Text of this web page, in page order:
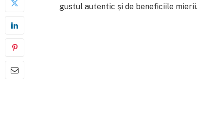
gustul autentic și de beneficiile mierii.